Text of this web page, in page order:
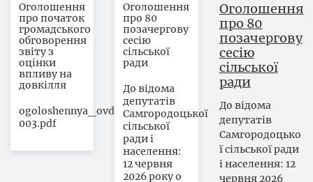
Оголошення
про початок
громадського
обговорення
звіту з
оцінки
впливу на
довкілля
ogoloshennya_ovd-
003.pdf
Оголошення
про 80
позачергову
сесію
сільської
ради
До відома
депутатів
Самгородоцької
сільської
ради і
населення:
12 червня
2026 року о
Оголошення
про 80
позачергову
сесію
сільської
ради
До відома
депутатів
Самгородоцько
ї сільської ради
і населення: 12
червня 2026